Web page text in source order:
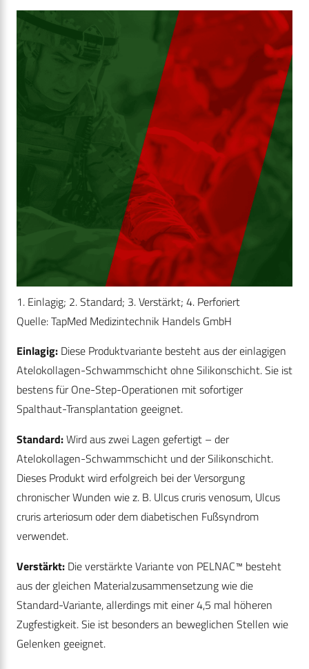
1. Einlagig; 2. Standard; 3. Verstärkt; 4. Perforiert
Quelle: TapMed Medizintechnik Handels GmbH
Einlagig: Diese Produktvariante besteht aus der einlagigen
Atelokollagen-Schwammschicht ohne Silikonschicht. Sie ist
bestens für One-Step-Operationen mit sofortiger
Spalthaut-Transplantation geeignet.
Standard:Wird aus zwei Lagen gefertigt – der
Atelokollagen-Schwammschicht und der Silikonschicht.
Dieses Produkt wird erfolgreich bei der Versorgung
chronischer Wunden wie z. B. Ulcus cruris venosum, Ulcus
cruris arteriosum oder dem diabetischen Fußsyndrom
verwendet.
Verstärkt: Die verstärkte Variante von PELNAC™ besteht
aus der gleichen Materialzusammensetzung wie die
Standard-Variante, allerdings mit einer 4,5 mal höheren
Zugfestigkeit. Sie ist besonders an beweglichen Stellen wie
Gelenken geeignet.